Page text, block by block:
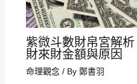
紫微斗數財帛宮解
財來財金額與原因
命理觀念/ By 鄭書羽